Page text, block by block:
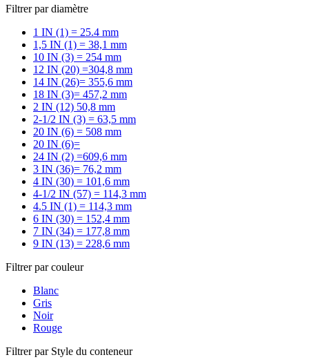
Filtrer par diamètre
1 IN (1) = 25.4 mm
1,5 IN (1) = 38,1 mm
10 IN (3) = 254 mm
12 IN (20) =304,8 mm
14 IN (26)= 355,6 mm
18 IN (3)= 457,2 mm
2 IN (12) 50,8 mm
2-1/2 IN (3) = 63,5 mm
20 IN (6) = 508 mm
20 IN (6)=
24 IN (2) =609,6 mm
3 IN (36)= 76,2 mm
4 IN (30) = 101,6 mm
4-1/2 IN (57) = 114,3 mm
4.5 IN (1) = 114,3 mm
6 IN (30) = 152,4 mm
7 IN (34) = 177,8 mm
9 IN (13) = 228,6 mm
Filtrer par couleur
Blanc
Gris
Noir
Rouge
Filtrer par Style du conteneur